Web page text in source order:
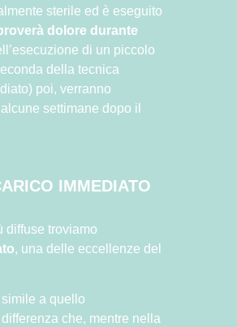
sterile ed è eseguito
dolore durante
di un piccolo
della tecnica
poi, verranno
settimane dopo il
IMMEDIATO
diffuse troviamo
, una delle eccellenze del
a quello
che, mentre nella